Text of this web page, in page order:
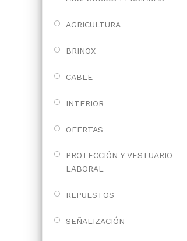
AGRICULTURA
BRINOX
CABLE
INTERIOR
OFERTAS
PROTECCIÓN Y VESTUARIO
LABORAL
REPUESTOS
SEÑALIZACIÓN